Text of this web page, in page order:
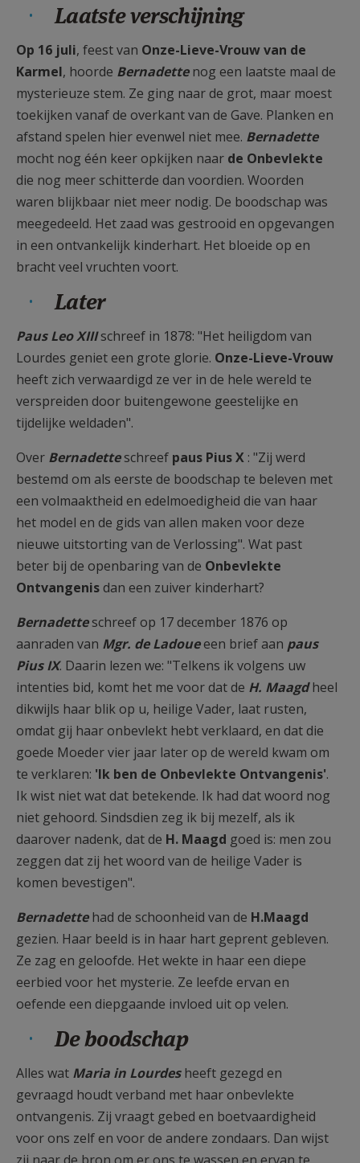
Laatste verschijning
Op 16 juli, feest van Onze-Lieve-Vrouw van de
Karmel, hoorde Bernadettenog een laatste maal de
mysterieuze stem. Ze ging naar de grot, maar moest
toekijken vanaf de overkant van de Gave. Planken en
afstand spelen hier evenwel niet mee. Bernadette
mocht nog één keer opkijken naar de Onbevlekte
die nog meer schitterde dan voordien. Woorden
waren blijkbaar niet meer nodig. De boodschap was
meegedeeld. Het zaad was gestrooid en opgevangen
in een ontvankelijk kinderhart. Het bloeide op en
bracht veel vruchten voort.
Later
Paus Leo XIIIschreef in 1878: "Het heiligdom van
Lourdes geniet een grote glorie. Onze-Lieve-Vrouw
heeft zich verwaardigd ze ver in de hele wereld te
verspreiden door buitengewone geestelijke en
tijdelijke weldaden".
Over Bernadetteschreef paus Pius X : "Zij werd
bestemd om als eerste de boodschap te beleven met
een volmaaktheid en edelmoedigheid die van haar
het model en de gids van allen maken voor deze
nieuwe uitstorting van de Verlossing". Wat past
beter bij de openbaring van de Onbevlekte
Ontvangenisdan een zuiver kinderhart?
Bernadetteschreef op 17 december 1876 op
aanraden van Mgr. de Ladoueeen brief aan paus
Pius IX. Daarin lezen we: "Telkens ik volgens uw
intenties bid, komt het me voor dat de H. Maagdheel
dikwijls haar blik op u, heilige Vader, laat rusten,
omdat gij haar onbevlekt hebt verklaard, en dat die
goede Moeder vier jaar later op de wereld kwam om
te verklaren: 'Ik ben de Onbevlekte Ontvangenis'.
Ik wist niet wat dat betekende. Ik had dat woord nog
niet gehoord. Sindsdien zeg ik bij mezelf, als ik
daarover nadenk, dat de H. Maagd goed is: men zou
zeggen dat zij het woord van de heilige Vader is
komen bevestigen".
Bernadettehad de schoonheid van de H.Maagd
gezien. Haar beeld is in haar hart geprent gebleven.
Ze zag en geloofde. Het wekte in haar een diepe
eerbied voor het mysterie. Ze leefde ervan en
oefende een diepgaande invloed uit op velen.
De boodschap
Alles wat Maria in Lourdesheeft gezegd en
gevraagd houdt verband met haar onbevlekte
ontvangenis. Zij vraagt gebed en boetvaardigheid
voor ons zelf en voor de andere zondaars. Dan wijst